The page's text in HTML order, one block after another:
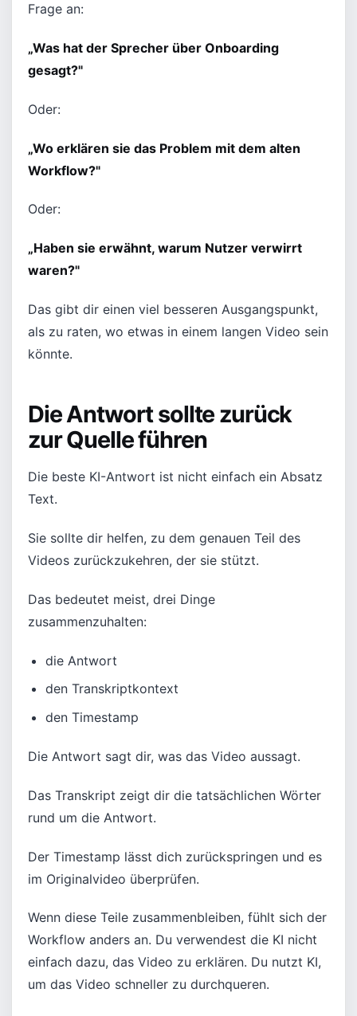
Frage an:
„Was hat der Sprecher über Onboarding
gesagt?"
Oder:
„Wo erklären sie das Problem mit dem alten
Workflow?"
Oder:
„Haben sie erwähnt, warum Nutzer verwirrt
waren?"
Das gibt dir einen viel besseren Ausgangspunkt,
als zu raten, wo etwas in einem langen Video sein
könnte.
Die Antwort sollte zurück
zur Quelle führen
Die beste KI-Antwort ist nicht einfach ein Absatz
Text.
Sie sollte dir helfen, zu dem genauen Teil des
Videos zurückzukehren, der sie stützt.
Das bedeutet meist, drei Dinge
zusammenzuhalten:
die Antwort
den Transkriptkontext
den Timestamp
Die Antwort sagt dir, was das Video aussagt.
Das Transkript zeigt dir die tatsächlichen Wörter
rund um die Antwort.
Der Timestamp lässt dich zurückspringen und es
im Originalvideo überprüfen.
Wenn diese Teile zusammenbleiben, fühlt sich der
Workflow anders an. Du verwendest die KI nicht
einfach dazu, das Video zu erklären. Du nutzt KI,
um das Video schneller zu durchqueren.